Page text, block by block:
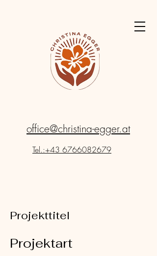
office@christina-egger.at
Tel.:+43 6766082679
Projekttitel
Projektart